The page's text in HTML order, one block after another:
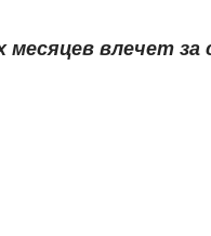
влечет за